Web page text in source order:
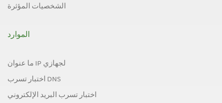
الشخصيات المؤثرة
الموارد
ما عنوان IP لجهازي
اختبار تسرب DNS
اختبار تسرب البريد الإلكتروني